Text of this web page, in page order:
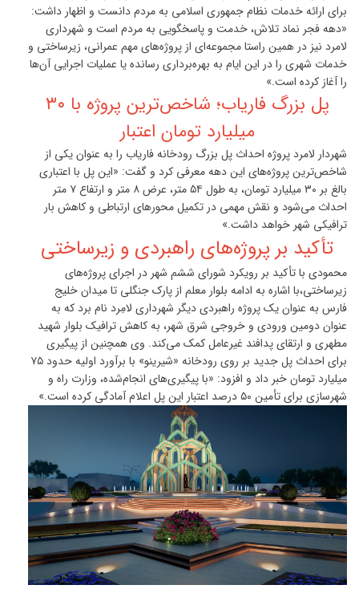
برای ارائه خدمات نظام جمهوری اسلامی به مردم دانست و اظهار داشت:
«دهه فجر نماد تلاش، خدمت و پاسخگویی به مردم است و شهرداری
لامرد نیز در همین راستا مجموعه‌ای از پروژه‌های مهم عمرانی، زیرساختی و
خدمات شهری را در این ایام به بهره‌برداری رسانده یا عملیات اجرایی آن‌ها
را آغاز کرده است.»
پل بزرگ فاریاب؛ شاخص‌ترین پروژه با ۳۰
میلیارد تومان اعتبار
شهردار لامرد پروژه احداث پل بزرگ رودخانه فاریاب را به عنوان یکی از
شاخص‌ترین پروژه‌های این دهه معرفی کرد و گفت: «این پل با اعتباری
بالغ بر ۳۰ میلیارد تومان، به طول ۵۴ متر، عرض ۸ متر و ارتفاع ۷ متر
احداث می‌شود و نقش مهمی در تکمیل محورهای ارتباطی و کاهش بار
ترافیکی شهر خواهد داشت.»
تأکید بر پروژه‌های راهبردی و زیرساختی
محمودی با تأکید بر رویکرد شورای ششم شهر در اجرای پروژه‌های
زیرساختی،با اشاره به ادامه بلوار معلم از پارک جنگلی تا میدان خلیج
فارس به عنوان یک پروژه راهبردی دیگر شهرداری لامِرد نام برد که به
عنوان دومین ورودی و خروجی شرق شهر، به کاهش ترافیک بلوار شهید
مطهری و ارتقای پدافند غیرعامل کمک می‌کند. وی همچنین از پیگیری
برای احداث پل جدید بر روی رودخانه «شیرینو» با برآورد اولیه حدود ۷۵
میلیارد تومان خبر داد و افزود: «با پیگیری‌های انجام‌شده، وزارت راه و
شهرسازی برای تأمین ۵۰ درصد اعتبار این پل اعلام آمادگی کرده است.»